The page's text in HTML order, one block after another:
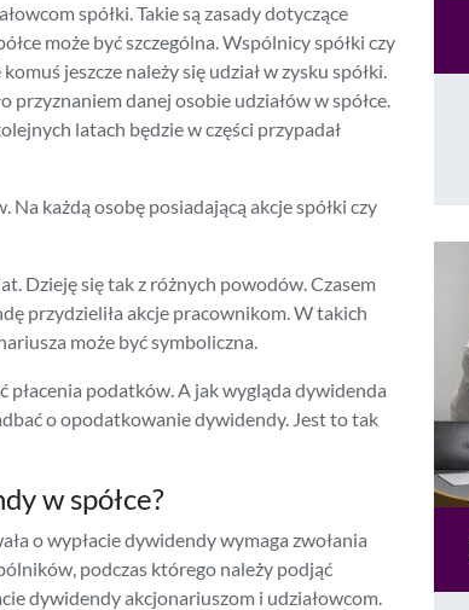
spółki. Takie są zasady dotyczące
może być szczególna. Wspólnicy spółki czy
jeszcze należy się udział w zysku spółki.
przyznaniem danej osobie udziałów w spółce.
latach będzie w części przypadał
każdą osobę posiadającą akcje spółki czy
Dzieję się tak z różnych powodów. Czasem
przydzieliła akcje pracownikom. W takich
może być symboliczna.
płacenia podatków. A jak wygląda dywidenda
o opodatkowanie dywidendy. Jest to tak
w spółce?
o wypłacie dywidendy wymaga zwołania
podczas którego należy podjąć
dywidendy akcjonariuszom i udziałowcom.